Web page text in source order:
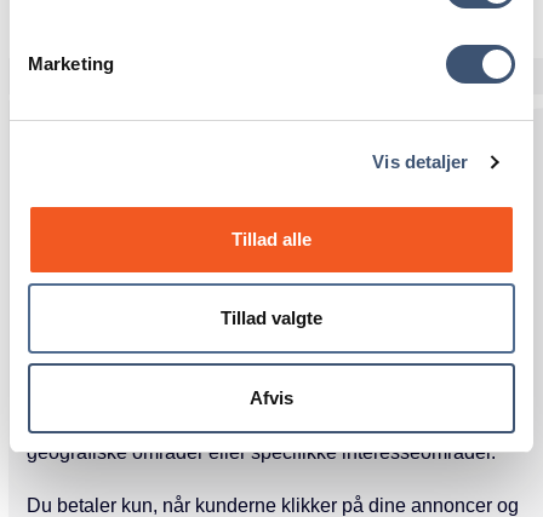
Marketing
Vis detaljer
Tillad alle
Tillad valgte
Afvis
annoncer skal fortælle, hvem du er, hvad du tilbyder og
hvorfor kunderne skal vælge dig.
Du kan i detaljer bestemme, hvem der kan se dine
annoncer på nettet og hvornår de dukker op. Du kan
geografiske områder eller specifikke interesseområder.
Du betaler kun, når kunderne klikker på dine annoncer og